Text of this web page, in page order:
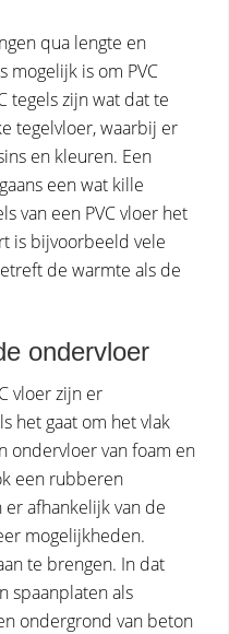
qua lengte en
mogelijk is om PVC
tegels zijn wat dat te
tegelvloer, waarbij er
en kleuren. Een
een wat kille
van een PVC vloer het
is bijvoorbeeld vele
de warmte als de
ondervloer
vloer zijn er
het gaat om het vlak
ondervloer van foam en
een rubberen
afhankelijk van de
mogelijkheden.
te brengen. In dat
spaanplaten als
ondergrond van beton